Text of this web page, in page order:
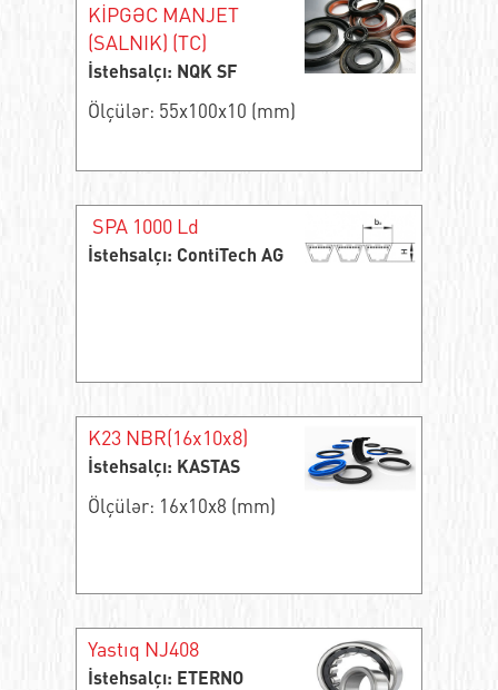
KİPGƏC MANJET
(SALNIK) (TC)
İstehsalçı: NQK SF
Ölçülər: 55x100x10 (mm)
SPA 1000 Ld
İstehsalçı: ContiTech AG
K23 NBR(16x10x8)
İstehsalçı: KASTAS
Ölçülər: 16x10x8 (mm)
Yastıq NJ408
İstehsalçı: ETERNO